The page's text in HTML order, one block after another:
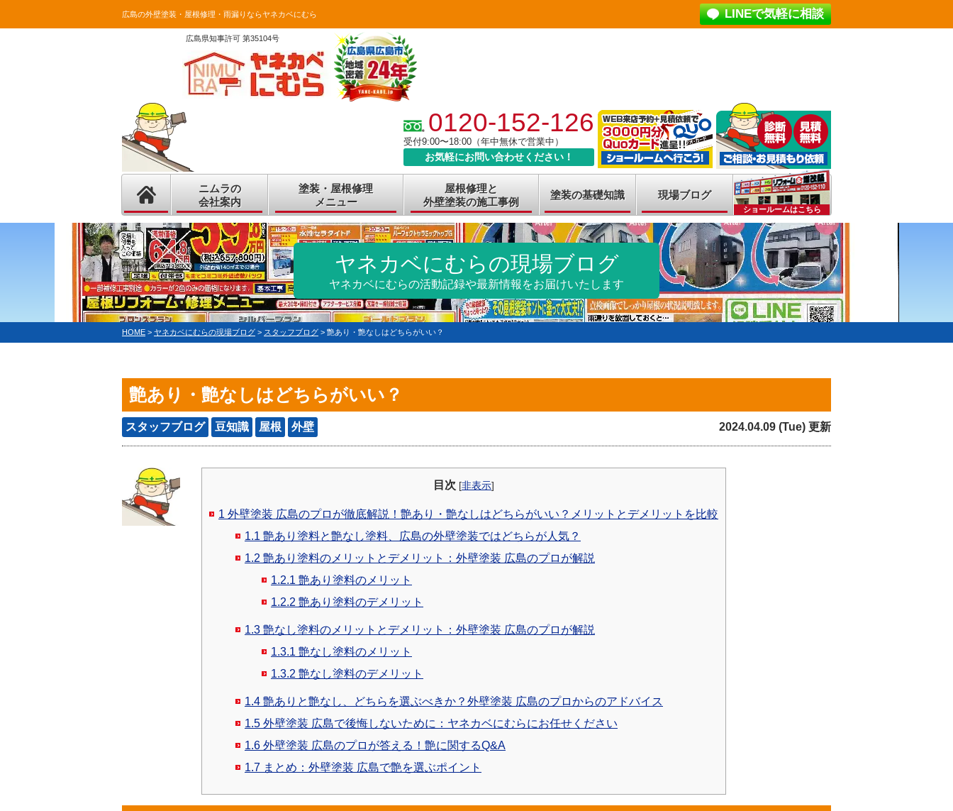
広島の外壁塗装・屋根修理・雨漏りならヤネカベにむら LINEで気軽に相談
広島県知事許可 第35104号
0120-152-126
受付9:00〜18:00（年中無休で営業中）
お気軽にお問い合わせください！
ニムラの
会社案内
塗装・屋根修理
メニュー
屋根修理と
外壁塗装の施工事例
塗装の基礎知識 現場ブログ
ショールームはこちら
ヤネカベにむらの現場ブログ
ヤネカベにむらの活動記録や最新情報をお届けいたします
HOME > ヤネカベにむらの現場ブログ > スタッフブログ > 艶あり・艶なしはどちらがいい？
艶あり・艶なしはどちらがいい？
スタッフブログ 豆知識 屋根 外壁 2024.04.09 (Tue) 更新
目次 [非表示]
1 外壁塗装 広島のプロが徹底解説！艶あり・艶なしはどちらがいい？メリットとデメリットを比較
1.1 艶あり塗料と艶なし塗料、広島の外壁塗装ではどちらが人気？
1.2 艶あり塗料のメリットとデメリット：外壁塗装 広島のプロが解説
1.2.1 艶あり塗料のメリット
1.2.2 艶あり塗料のデメリット
1.3 艶なし塗料のメリットとデメリット：外壁塗装 広島のプロが解説
1.3.1 艶なし塗料のメリット
1.3.2 艶なし塗料のデメリット
1.4 艶ありと艶なし、どちらを選ぶべきか？外壁塗装 広島のプロからのアドバイス
1.5 外壁塗装 広島で後悔しないために：ヤネカベにむらにお任せください
1.6 外壁塗装 広島のプロが答える！艶に関するQ&A
1.7 まとめ：外壁塗装 広島で艶を選ぶポイント